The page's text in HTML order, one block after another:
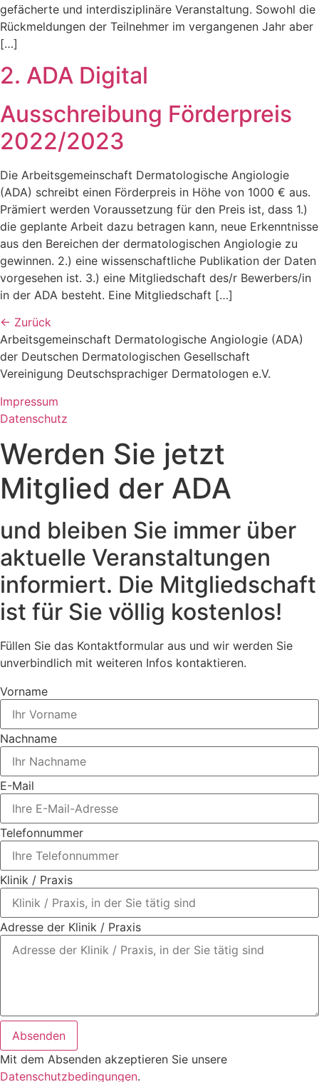
gefächerte und interdisziplinäre Veranstaltung. Sowohl die
Rückmeldungen der Teilnehmer im vergangenen Jahr aber
[…]
2. ADA Digital
Ausschreibung Förderpreis
2022/2023
Die Arbeitsgemeinschaft Dermatologische Angiologie
(ADA) schreibt einen Förderpreis in Höhe von 1000 € aus.
Prämiert werden Voraussetzung für den Preis ist, dass 1.)
die geplante Arbeit dazu betragen kann, neue Erkenntnisse
aus den Bereichen der dermatologischen Angiologie zu
gewinnen. 2.) eine wissenschaftliche Publikation der Daten
vorgesehen ist. 3.) eine Mitgliedschaft des/r Bewerbers/in
in der ADA besteht. Eine Mitgliedschaft […]
← Zurück
Arbeitsgemeinschaft Dermatologische Angiologie (ADA)
der Deutschen Dermatologischen Gesellschaft
Vereinigung Deutschsprachiger Dermatologen e.V.
Impressum
Datenschutz
Werden Sie jetzt
Mitglied der ADA
und bleiben Sie immer über
aktuelle Veranstaltungen
informiert. Die Mitgliedschaft
ist für Sie völlig kostenlos!
Füllen Sie das Kontaktformular aus und wir werden Sie
unverbindlich mit weiteren Infos kontaktieren.
Vorname
Nachname
E-Mail
Telefonnummer
Klinik / Praxis
Adresse der Klinik / Praxis
Absenden
Mit dem Absenden akzeptieren Sie unsere
Datenschutzbedingungen.